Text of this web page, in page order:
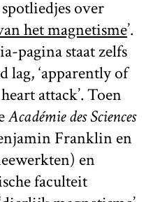
over
het magnetisme’.
pagina staat zelfs
lag, ‘apparently of
attack’. Toen
Académie des Sciences
Franklin en
en
faculteit